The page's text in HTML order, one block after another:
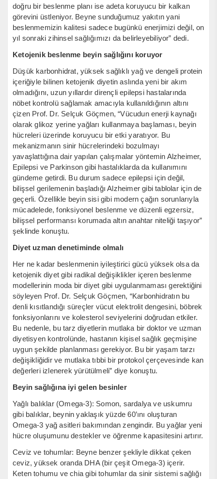
doğru bir beslenme planı ise adeta koruyucu bir kalkan
görevini üstleniyor. Beyne sunduğumuz yakıtın yani
beslenmemizin kalitesi sadece bugünkü enerjimizi değil, on
yıl sonraki zihinsel sağlığımızı da belirleyebiliyor” dedi.
Ketojenik beslenme beyin sağlığını koruyor
Düşük karbonhidrat, yüksek sağlıklı yağ ve dengeli protein
içeriğiyle bilinen ketojenik diyetin aslında yeni bir akım
olmadığını, uzun yıllardır dirençli epilepsi hastalarında
nöbet kontrolü sağlamak amacıyla kullanıldığının altını
çizen Prof. Dr. Selçuk Göçmen, “Vücudun enerji kaynağı
olarak glikoz yerine yağları kullanmaya başlaması, beyin
hücreleri üzerinde koruyucu bir etki yaratıyor. Bu
mekanizmanın sinir hücrelerindeki bozulmayı
yavaşlattığına dair yapılan çalışmalar yöntemin Alzheimer,
Epilepsi ve Parkinson gibi hastalıklarda da kullanımını
gündeme getirdi. Bu durum sadece epilepsi için değil,
bilişsel gerilemenin başladığı Alzheimer gibi tablolar için de
geçerli. Özellikle beyin sisi gibi modern çağın sorunlarıyla
mücadelede, fonksiyonel beslenme ve düzenli egzersiz,
bilişsel performansı korumada altın anahtar niteliği taşıyor”
şeklinde konuştu.
Diyet uzman denetiminde olmalı
Her ne kadar beslenmenin iyileştirici gücü yüksek olsa da
ketojenik diyet gibi radikal değişiklikler içeren beslenme
modellerinin moda bir diyet gibi uygulanmaması gerektiğini
söyleyen Prof. Dr. Selçuk Göçmen, “Karbonhidratın bu
denli kısıtlandığı süreçler vücut elektrolit dengesini, böbrek
fonksiyonlarını ve kolesterol seviyelerini doğrudan etkiler.
Bu nedenle, bu tarz diyetlerin mutlaka bir doktor ve uzman
diyetisyen kontrolünde, hastanın kişisel sağlık geçmişine
uygun şekilde planlanması gerekiyor. Bu bir yaşam tarzı
değişikliğidir ve mutlaka tıbbi bir protokol çerçevesinde kan
değerleri izlenerek yürütülmeli” diye konuştu.
Beyin sağlığına iyi gelen besinler
Yağlı balıklar (Omega-3): Somon, sardalya ve uskumru
gibi balıklar, beynin yaklaşık yüzde 60’ını oluşturan
Omega-3 yağ asitleri bakımından zengindir. Bu yağlar yeni
hücre oluşumunu destekler ve öğrenme kapasitesini artırır.
Ceviz ve tohumlar: Beyne benzer şekliyle dikkat çeken
ceviz, yüksek oranda DHA (bir çeşit Omega-3) içerir.
Keten tohumu ve chia gibi tohumlar da sinir sistemi sağlığı